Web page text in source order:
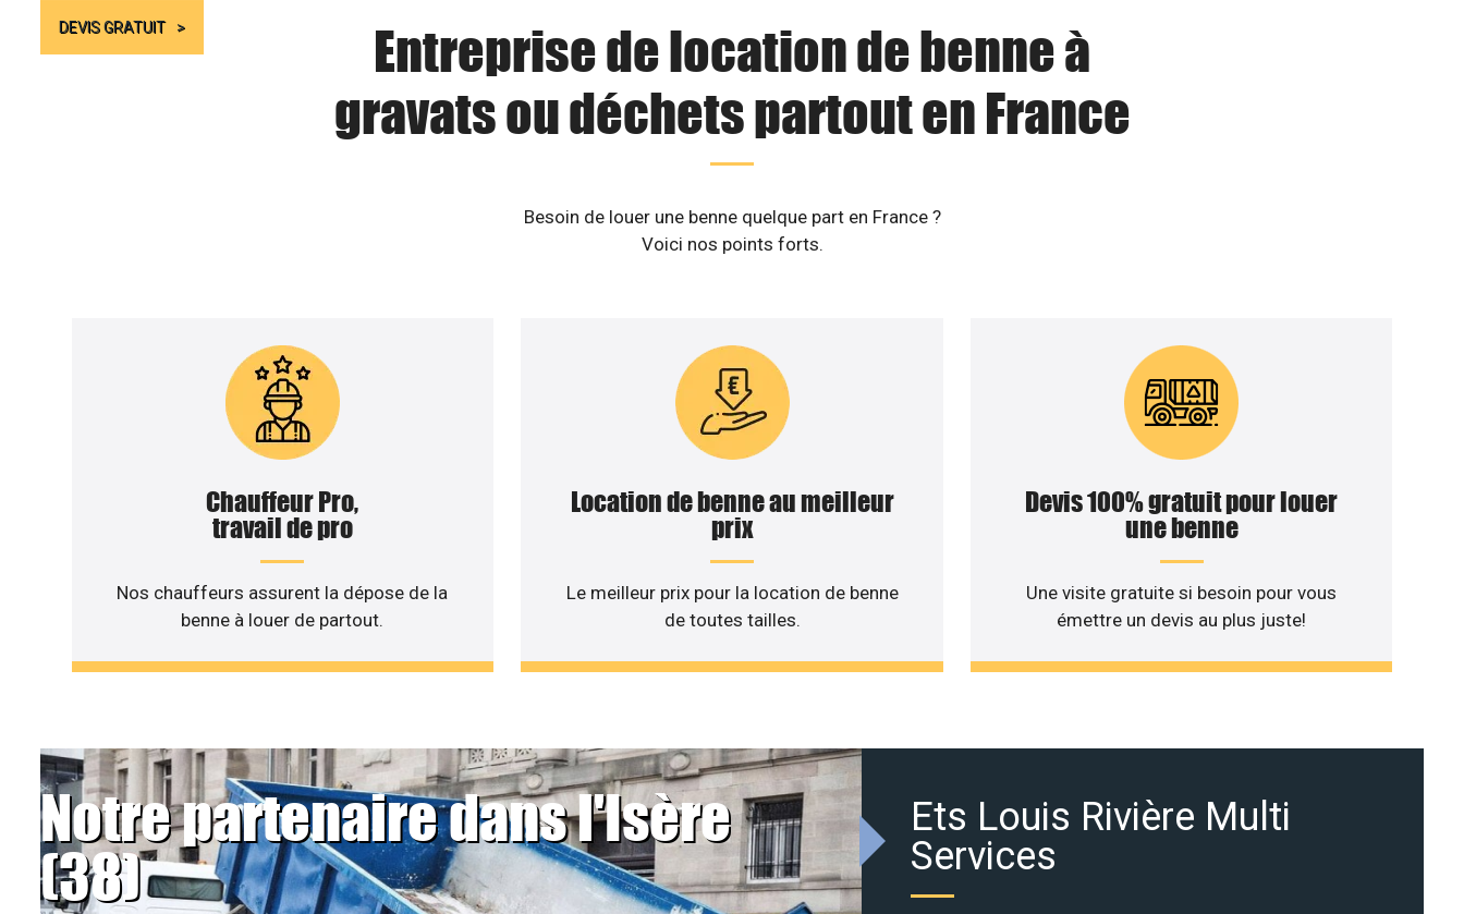
DEVIS GRATUIT
Entreprise de location de benne à
gravats ou déchets partout en France
Besoin de louer une benne quelque part en France ?
Voici nos points forts.
Chauffeur Pro,
travail de pro
Nos chauffeurs assurent la dépose de la
benne à louer de partout.
Location de benne au meilleur
prix
Le meilleur prix pour la location de benne
de toutes tailles.
Devis 100% gratuit pour louer
une benne
Une visite gratuite si besoin pour vous
émettre un devis au plus juste!
Notre partenaire dans l'Isère
(38)
Ets Louis Rivière Multi
Services